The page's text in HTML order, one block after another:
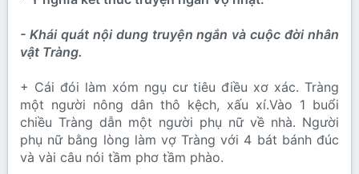
- Khái quát nội dung truyện ngắn và cuộc đời nhân
vật Tràng.
+ Cái đói làm xóm ngụ cư tiêu điều xơ xác. Tràng
một người nông dân thô kệch, xấu xí.Vào 1 buổi
chiều Tràng dẫn một người phụ nữ về nhà. Người
phụ nữ bằng lòng làm vợ Tràng với 4 bát bánh đúc
và vài câu nói tầm phơ tầm phào.